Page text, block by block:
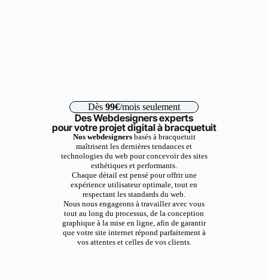
Dès 99€/mois seulement
Des Webdesigners experts
pour votre projet digital à bracquetuit
Nos webdesignersbasés à bracquetuit
maîtrisent les dernières tendances et
technologies du web pour concevoir des sites
esthétiques et performants.
Chaque détail est pensé pour offrir une
expérience utilisateur optimale, tout en
respectant les standards du web.
Nous nous engageons à travailler avec vous
tout au long du processus, de la conception
graphique à la mise en ligne, afin de garantir
que votre site internet répond parfaitement à
vos attentes et celles de vos clients.